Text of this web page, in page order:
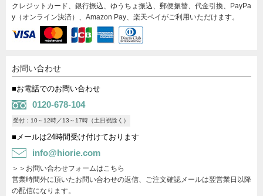
クレジットカード、銀行振込、ゆうちょ振込、郵便振替、代金引換、PayPa
y（オンライン決済）、Amazon Pay、楽天ペイがご利用いただけます。
お問い合わせ
■お電話でのお問い合わせ
0120-678-104
受付：10～12時／13～17時（土日祝除く）
■メールは24時間受け付けております
info@hiorie.com
＞＞お問い合わせフォームはこちら
営業時間外に頂いたお問い合わせの返信、ご注文確認メールは翌営業日以降
の配信になります。